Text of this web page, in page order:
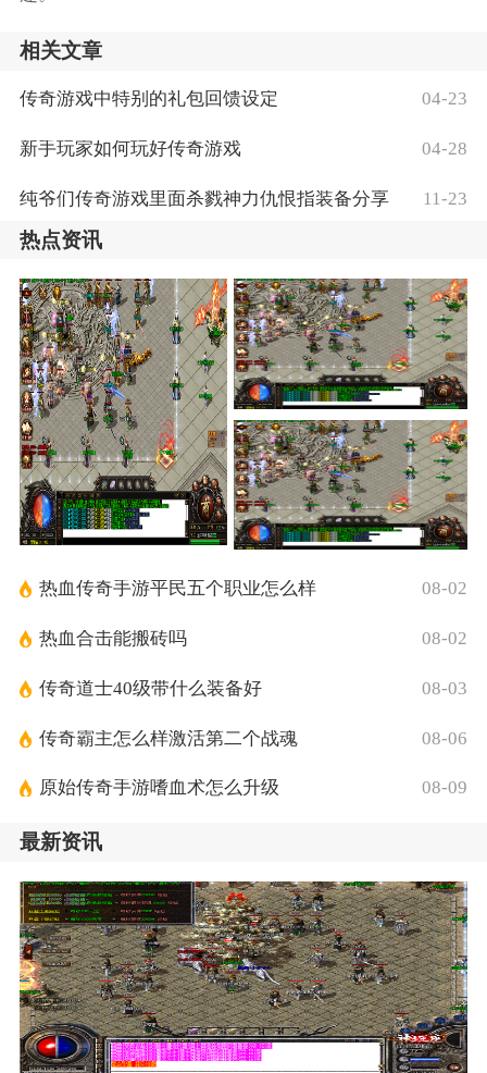
相关文章
传奇游戏中特别的礼包回馈设定 04-23
新手玩家如何玩好传奇游戏 04-28
纯爷们传奇游戏里面杀戮神力仇恨指装备分享 11-23
热点资讯
热血传奇手游平民五个职业怎么样 08-02
热血合击能搬砖吗 08-02
传奇道士40级带什么装备好 08-03
传奇霸主怎么样激活第二个战魂 08-06
原始传奇手游嗜血术怎么升级 08-09
最新资讯